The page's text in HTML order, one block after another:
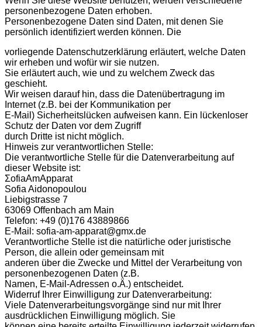
personenbezogene Daten erhoben.
Personenbezogene Daten sind Daten, mit denen Sie
persönlich identifiziert werden können. Die
vorliegende Datenschutzerklärung erläutert, welche Daten
wir erheben und wofür wir sie nutzen.
Sie erläutert auch, wie und zu welchem Zweck das
geschieht.
Wir weisen darauf hin, dass die Datenübertragung im
Internet (z.B. bei der Kommunikation per
E-Mail) Sicherheitslücken aufweisen kann. Ein lückenloser
Schutz der Daten vor dem Zugriff
durch Dritte ist nicht möglich.
Hinweis zur verantwortlichen Stelle:
Die verantwortliche Stelle für die Datenverarbeitung auf
dieser Website ist:
ΣofiaAmApparat
Sofia Aidonopoulou
Liebigstrasse 7
63069 Offenbach am Main
Telefon: +49 (0)176 43889866
E-Mail: sofia-am-apparat@gmx.de
Verantwortliche Stelle ist die natürliche oder juristische
Person, die allein oder gemeinsam mit
anderen über die Zwecke und Mittel der Verarbeitung von
personenbezogenen Daten (z.B.
Namen, E-Mail-Adressen o.Ä.) entscheidet.
Widerruf Ihrer Einwilligung zur Datenverarbeitung:
Viele Datenverarbeitungsvorgänge sind nur mit Ihrer
ausdrücklichen Einwilligung möglich. Sie